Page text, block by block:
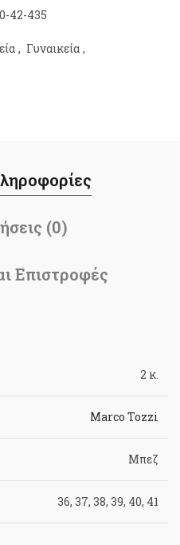
42-435
, Γυναικεία ,
(0)
Επιστροφές
2 κ.
Marco Tozzi
Μπεζ
36, 37, 38, 39, 40, 41